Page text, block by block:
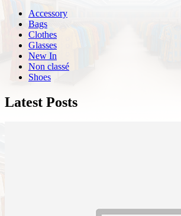
Accessory
Bags
Clothes
Glasses
New In
Non classé
Shoes
Latest Posts